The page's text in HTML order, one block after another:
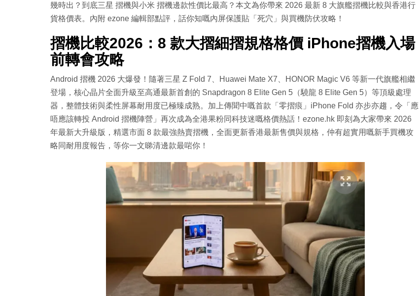
幾時出？到底三星 摺機與小米 摺機邊款性價比最高？本文為你帶來 2026 最新 8 大旗艦摺機比較與香港行
貨格價表。內附 ezone 編輯部點評，話你知嘅內屏保護貼「死穴」與買機防伏攻略！
摺機比較2026：8 款大摺細摺規格格價 iPhone摺機入場
前轉會攻略
Android 摺機 2026 大爆發！隨著三星 Z Fold 7、Huawei Mate X7、HONOR Magic V6 等新一代旗艦相繼
登場，核心晶片全面升級至高通最新首創的 Snapdragon 8 Elite Gen 5（驍龍 8 Elite Gen 5）等頂級處理
器，整體技術與柔性屏幕耐用度已極臻成熟。加上傳聞中嘅首款「零摺痕」iPhone Fold 亦步亦趨，令「應
唔應該轉投 Android 摺機陣營」再次成為全港果粉同科技迷嘅格價熱話！ezone.hk 即刻為大家帶來 2026
年最新大升級版，精選市面 8 款最強熱賣摺機，全面更新香港最新售價與規格，仲有超實用嘅新手買機攻
略同耐用度報告，等你一文睇清邊款最啱你！